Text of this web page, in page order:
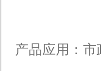
产品应用：